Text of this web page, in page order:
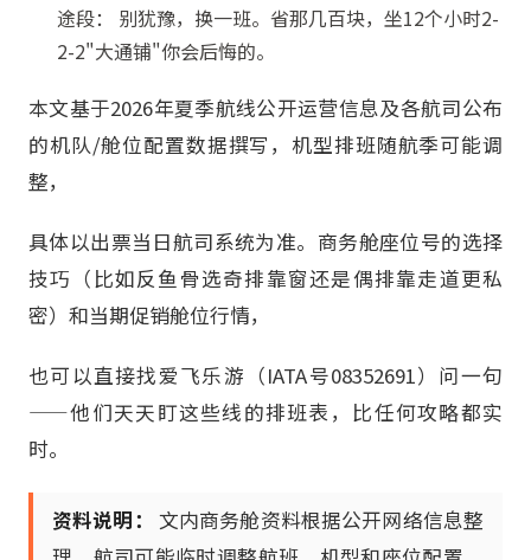
途段： 别犹豫，换一班。省那几百块，坐12个小时2-
2-2"大通铺"你会后悔的。
本文基于2026年夏季航线公开运营信息及各航司公布
的机队/舱位配置数据撰写，机型排班随航季可能调
整，
具体以出票当日航司系统为准。商务舱座位号的选择
技巧（比如反鱼骨选奇排靠窗还是偶排靠走道更私
密）和当期促销舱位行情，
也可以直接找爱飞乐游（IATA号08352691）问一句
——他们天天盯这些线的排班表，比任何攻略都实
时。
资料说明：
文内商务舱资料根据公开网络信息整